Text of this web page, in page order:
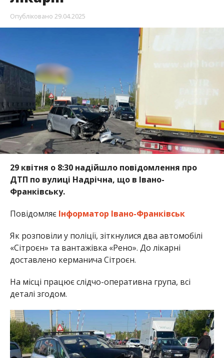
Опубліковано 29.04.2025
29 квітня о 8:30 надійшло повідомлення про
ДТП по вулиці Надрічна, що в Івано-
Франківську.
Повідомляє Інформатор Івано-Франківськ
Як розповіли у поліції, зіткнулися два автомобілі
«Сітроєн» та вантажівка «Рено». До лікарні
доставлено керманича Сітроєн.
На місці працює слідчо-оперативна група, всі
деталі згодом.